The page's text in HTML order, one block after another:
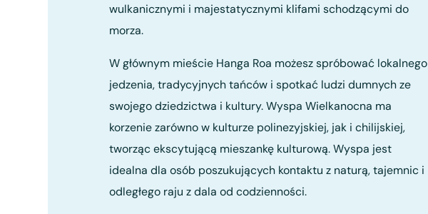
wulkanicznymi i majestatycznymi klifami schodzącymi do
morza.
W głównym mieście Hanga Roa możesz spróbować lokalnego
jedzenia, tradycyjnych tańców i spotkać ludzi dumnych ze
swojego dziedzictwa i kultury. Wyspa Wielkanocna ma
korzenie zarówno w kulturze polinezyjskiej, jak i chilijskiej,
tworząc ekscytującą mieszankę kulturową. Wyspa jest
idealna dla osób poszukujących kontaktu z naturą, tajemnic i
odległego raju z dala od codzienności.